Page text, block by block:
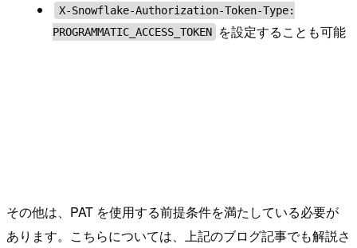
X-Snowflake-Authorization-Token-Type:
PROGRAMMATIC_ACCESS_TOKEN
を設定することも可能
その他は、PAT を使用する前提条件を満たしている必要が
あります。こちらについては、上記のブログ記事でも解説さ